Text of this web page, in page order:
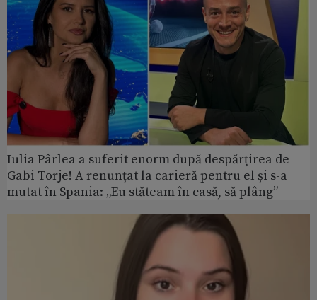
Iulia Pârlea a suferit enorm după despărțirea de
Gabi Torje! A renunțat la carieră pentru el și s-a
mutat în Spania: „Eu stăteam în casă, să plâng”